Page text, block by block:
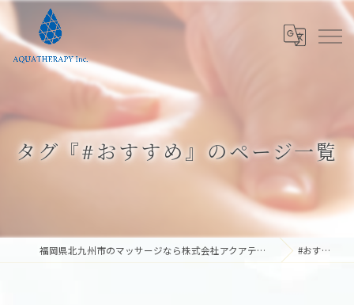
タグ『#おすすめ』のページ一覧
福岡県北九州市のマッサージなら株式会社アクアテラピー #おすすめ